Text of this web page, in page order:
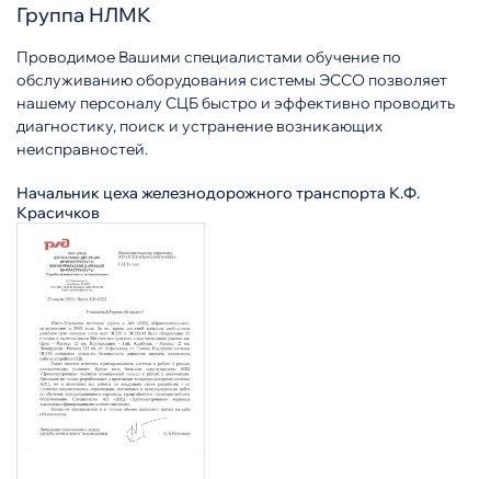
Группа НЛМК
Проводимое Вашими специалистами обучение по
обслуживанию оборудования системы ЭССО позволяет
нашему персоналу СЦБ быстро и эффективно проводить
диагностику, поиск и устранение возникающих
неисправностей.
Начальник цеха железнодорожного транспорта К.Ф.
Красичков